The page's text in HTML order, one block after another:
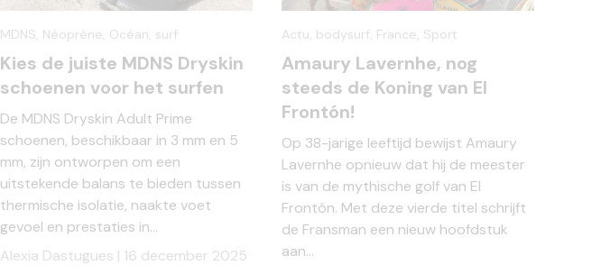
MDNS, Néoprène, Océan, surf
Kies de juiste MDNS Dryskin
schoenen voor het surfen
De MDNS Dryskin Adult Prime
schoenen, beschikbaar in 3 mm en 5
mm, zijn ontworpen om een
uitstekende balans te bieden tussen
thermische isolatie, naakte voet
gevoel en prestaties in...
Alexia Dastugues | 16 december 2025
Actu, bodysurf, France, Sport
Amaury Lavernhe, nog
steeds de Koning van El
Frontón!
Op 38-jarige leeftijd bewijst Amaury
Lavernhe opnieuw dat hij de meester
is van de mythische golf van El
Frontón. Met deze vierde titel schrijft
de Fransman een nieuw hoofdstuk
aan...